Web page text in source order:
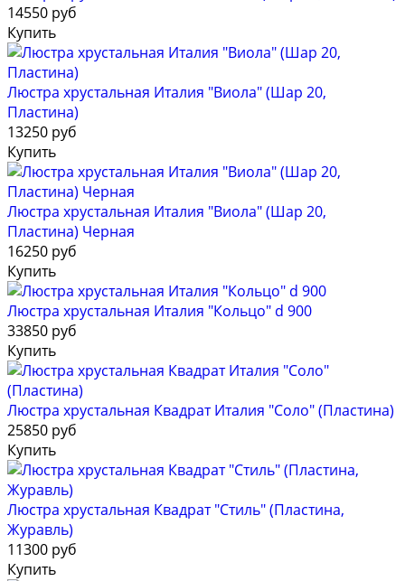
14550 руб
Купить
Люстра хрустальная Италия "Виола" (Шар 20,
Пластина)
13250 руб
Купить
Люстра хрустальная Италия "Виола" (Шар 20,
Пластина) Черная
16250 руб
Купить
Люстра хрустальная Италия "Кольцо" d 900
33850 руб
Купить
Люстра хрустальная Квадрат Италия "Соло" (Пластина)
25850 руб
Купить
Люстра хрустальная Квадрат "Стиль" (Пластина,
Журавль)
11300 руб
Купить